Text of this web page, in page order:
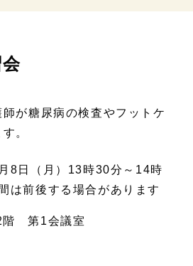
が糖尿病の検査やフットケ
。
8日（月）13時30分～14時
前後する場合があります
階 第1会議室